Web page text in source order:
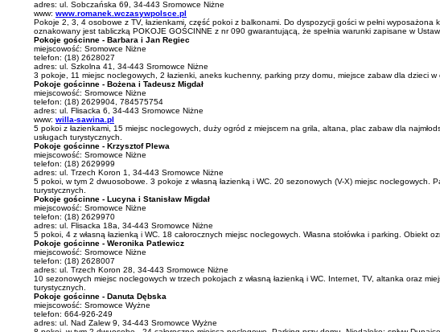
adres: ul. Sobczańska 69, 34-443 Sromowce Niżne
www: www.romanek.wczasywpolsce.pl
Pokoje 2, 3, 4 osobowe z TV, łazienkami, część pokoi z balkonami. Do dyspozycji gości w pełni
oznakowany jest tabliczką POKOJE GOŚCINNE z nr 090 gwarantującą, że spełnia warunki zapisane w
Pokoje gościnne - Barbara i Jan Regiec
miejscowość: Sromowce Niżne
telefon: (18) 2628027
adres: ul. Szkolna 41, 34-443 Sromowce Niżne
3 pokoje, 11 miejsc noclegowych, 2 łazienki, aneks kuchenny, parking przy domu, miejsce zabaw dla dzieci
Pokoje gościnne - Bożena i Tadeusz Migdał
miejscowość: Sromowce Niżne
telefon: (18) 2629904, 784575754
adres: ul. Flisacka 6, 34-443 Sromowce Niżne
www: willa-sawina.pl
5 pokoi z łazienkami, 15 miejsc noclegowych, duży ogród z miejscem na grila, altana, plac zabaw dla
usługach turystycznych.
Pokoje gościnne - Krzysztof Plewa
miejscowość: Sromowce Niżne
telefon: (18) 2629999
adres: ul. Trzech Koron 1, 34-443 Sromowce Niżne
5 pokoi, w tym 2 dwuosobowe. 3 pokoje z własną łazienką i WC. 20 sezonowych (V-X) miejsc
turystycznych.
Pokoje gościnne - Lucyna i Stanisław Migdał
miejscowość: Sromowce Niżne
telefon: (18) 2629970
adres: ul. Flisacka 18a, 34-443 Sromowce Niżne
5 pokoi, 4 z własną łazienką i WC. 18 całorocznych miejsc noclegowych. Własna stołówka i parking.
Pokoje gościnne - Weronika Patlewicz
miejscowość: Sromowce Niżne
telefon: (18) 2628007
adres: ul. Trzech Koron 28, 34-443 Sromowce Niżne
10 sezonowych miejsc noclegowych w trzech pokojach z własną łazienką i WC. Internet, TV, altanka oraz
turystycznych.
Pokoje gościnne - Danuta Dębska
miejscowość: Sromowce Wyżne
telefon: 664-926-249
adres: ul. Nad Zalew 9, 34-443 Sromowce Wyżne